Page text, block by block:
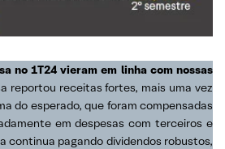
no 1T24 vieram em linha com nossas
reportou receitas fortes, mais uma vez
do esperado, que foram compensadas
em despesas com terceiros e
continua pagando dividendos robustos,